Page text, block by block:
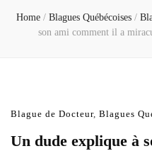
Home / Blagues Québécoises /
son ami comment il a
Blague de Docteur, Blagues
Un dude explique à